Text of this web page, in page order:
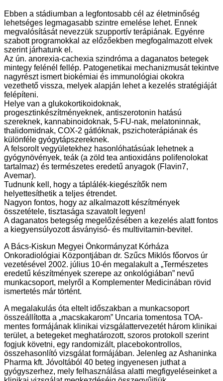
Ebben a stádiumban a legfontosabb cél az életminőség
lehetséges legmagasabb szintre emelése lehet. Ennek
megvalósítását nevezzük szupportív terápiának. Egyénre
szabott programokkal az előzőekben megfogalmazott elvek
szerint járhatunk el.
Az ún. anorexia-cachexia szindróma a daganatos betegek
mintegy felénél fellép. Patogenetikai mechanizmusát tekintve
nagyrészt ismert biokémiai és immunológiai okokra
vezethető vissza, melyek alapján lehet a kezelés stratégiáját
felépíteni.
Helye van a glukokortikoidoknak,
progesztinkészítményeknek, antiszerotonin hatású
szereknek, kannabinoidoknak, 5-FU-nak, melatoninnak,
thalidomidnak, COX-2 gátlóknak, pszichoterápiának és
különféle gyógytápszereknek.
A felsorolt vegyületekhez hasonlóhatásúak lehetnek a
gyógynövények, teák (a zöld tea antioxidáns polifenolokat
tartalmaz) és természetes eredetű anyagok (Flavin7,
Avemar).
Tudnunk kell, hogy a táplálék-kiegészítők nem
helyettesíthetik a teljes étrendet.
Nagyon fontos, hogy az alkalmazott készítmények
összetétele, tisztasága szavatolt legyen!
A daganatos betegség megelőzésében a kezelés alatt fontos
a kiegyensúlyozott ásványisó- és multivitamin-bevitel.
A Bács-Kiskun Megyei Önkormányzat Kórháza
Onkoradiológiai Központjában dr. Szűcs Miklós főorvos úr
vezetésével 2002. július 10-én megalakult a „Természetes
eredetű készítmények szerepe az onkológiában” nevű
munkacsoport, melyről a Komplementer Medicinában rövid
ismertetés már történt.
A megalakulás óta eltelt időszakban a munkacsoport
összeállította a „macskakarom” Uncaria tomentosa TOA-
mentes formájának klinikai vizsgálattervezetét három klinikai
terület, a betegeket meghatározott, szoros protokoll szerint
fogjuk követni, egy randomizált, placebokontrollos,
összehasonlító vizsgálat formájában. Jelenleg az Ashaninka
Pharma kft. Jóvoltából 40 beteg ingyenesen juthat a
gyógyszerhez, mely felhasználása alatti megfigyeléseinket a